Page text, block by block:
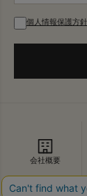
個人情報保護方針
会社概要